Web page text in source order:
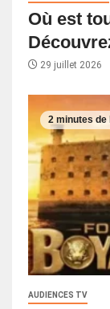
Où est
29 juillet 2026
2 minutes de
AUDIENCES TV